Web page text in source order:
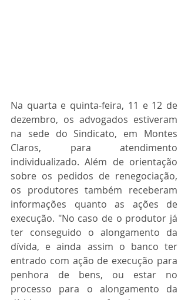
Na quarta e quinta-feira, 11 e 12 de
dezembro, os advogados estiveram
na sede do Sindicato, em Montes
Claros, para atendimento
individualizado. Além de orientação
sobre os pedidos de renegociação,
os produtores também receberam
informações quanto as ações de
execução. "No caso de o produtor já
ter conseguido o alongamento da
dívida, e ainda assim o banco ter
entrado com ação de execução para
penhora de bens, ou estar no
processo para o alongamento da